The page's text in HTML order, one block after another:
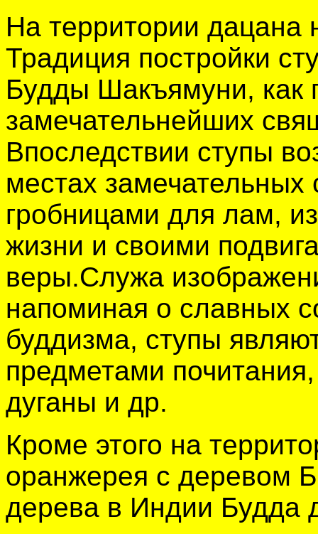
На территории дацана
Традиция постройки
Будды Шакъямуни, как
замечательнейших
Впоследствии ступы
местах
гробницами для лам,
жизни и своими
веры.Служа
напоминая о славных
буддизма, ступы
предметами
дуганы и др.
Кроме этого на
оранжерея с деревом
дерева в Индии Будда